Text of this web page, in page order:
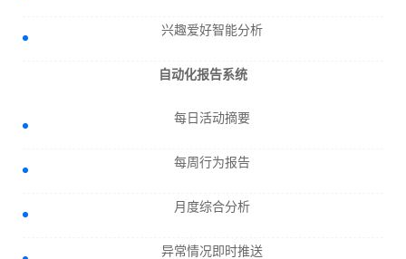
兴趣爱好智能分析
自动化报告系统
每日活动摘要
每周行为报告
月度综合分析
异常情况即时推送